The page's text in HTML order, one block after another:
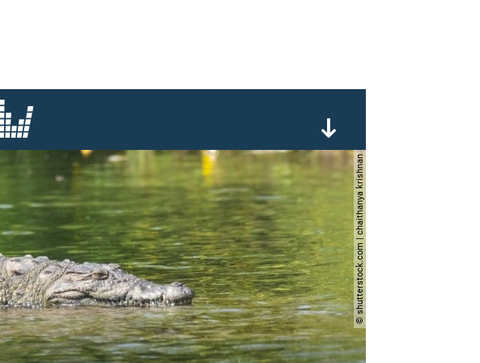
© shutterstock.com | chaithanya krishnan